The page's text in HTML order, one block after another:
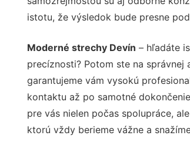
istotu, že výsledok bude presne
Moderné strechy Devín – hľadáte
precíznosti? Potom ste na správnej
garantujeme vám vysokú
kontaktu až po samotné
pre vás nielen počas spolupráce,
ktorú vždy berieme vážne a